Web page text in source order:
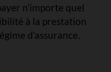
n’importe quel
à la prestation
d’assurance.